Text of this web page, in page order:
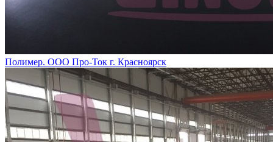
Полимер. ООО Про-Ток г. Красноярск